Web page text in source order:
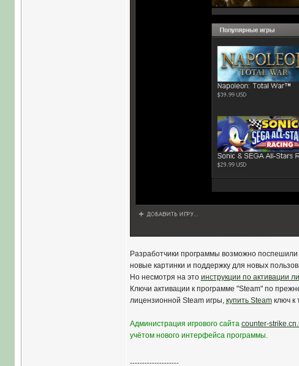
Разработчики программы возможно
новые картинки и поддержку для новых
Но несмотря на это инструкции по активации
Ключи активации к программе "Steam" по
лицензионной Steam игры, купить Steamключ к
Администрация игрового сайта counter-
учётом нового интерфейса программы.
--------------------